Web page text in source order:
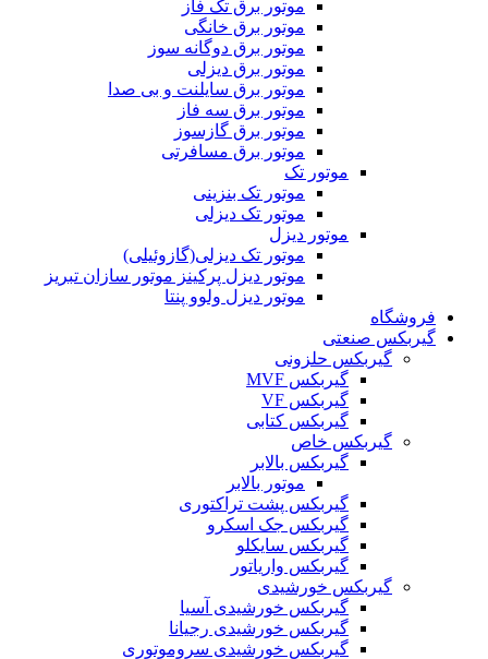
موتور برق تک فاز
موتور برق خانگی
موتور برق دوگانه سوز
موتور برق دیزلی
موتور برق سایلنت و بی صدا
موتور برق سه فاز
موتور برق گازسوز
موتور برق مسافرتی
موتور تک
موتور تک بنزینی
موتور تک دیزلی
موتور دیزل
موتور تک دیزلی(گازوئیلی)
موتور دیزل پرکینز موتور سازان تبریز
موتور دیزل ولوو پنتا
فروشگاه
گیربکس صنعتی
گیربکس حلزونی
گیربکس MVF
گیربکس VF
گیربکس کتابی
گیربکس خاص
گيربکس بالابر
موتور بالابر
گیربکس پشت تراکتوری
گیربکس جک اسکرو
گیربکس سایکلو
گیربکس واریاتور
گیربکس خورشیدی
گیربکس خورشیدی آسیا
گیربکس خورشیدی رجیانا
گیربکس خورشیدی سروموتوری